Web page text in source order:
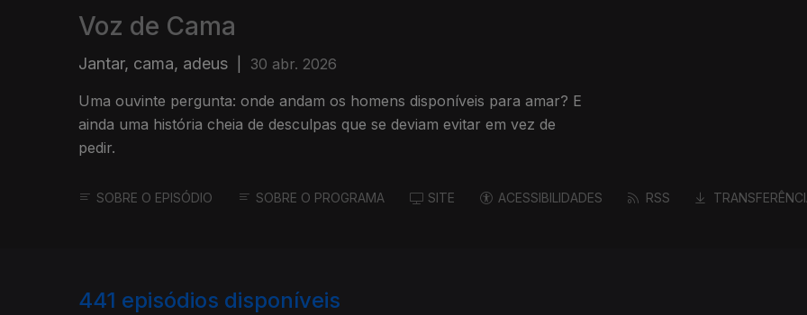
Voz de Cama
Jantar, cama, adeus 30 abr. 2026
Uma ouvinte pergunta: onde andam os homens disponíveis para amar? E
ainda uma história cheia de desculpas que se deviam evitar em vez de
pedir.
SOBRE O EPISÓDIO SOBRE O PROGRAMA SITE ACESSIBILIDADES RSS
441 episódios disponíveis